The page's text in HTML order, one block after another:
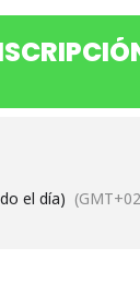
el día)